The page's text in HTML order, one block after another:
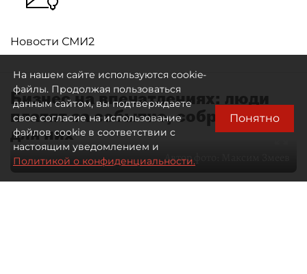
Новости СМИ2
Бизнес на впечатлениях: люди
платят за событие, собранное
для них
Автор фото:
На нашем сайте используются cookie-
файлы. Продолжая пользоваться
данным сайтом, вы подтверждаете
свое согласие на использование
файлов cookie в соответствии с
настоящим уведомлением и
Политикой о конфиденциальности.
Понятно